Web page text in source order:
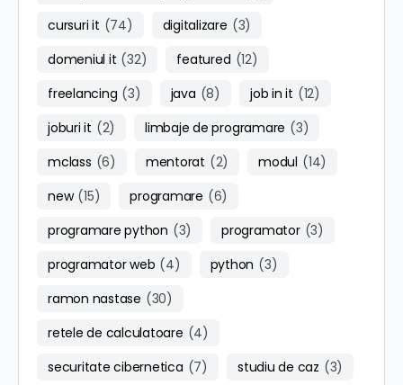
cursuri it (74) digitalizare (3)
domeniul it (32) featured (12)
freelancing (3) java (8) job in it (12)
joburi it (2) limbaje de programare (3)
mclass (6) mentorat (2) modul (14)
new (15) programare (6)
programare python (3) programator (3)
programator web (4) python (3)
ramon nastase (30)
retele de calculatoare (4)
securitate cibernetica (7) studiu de caz (3)